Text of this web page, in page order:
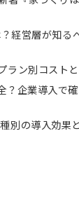
経営層が知る
ラン別コスト
？企業導入で
別の導入効果